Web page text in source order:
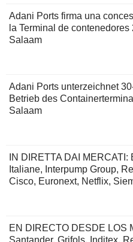
Adani Ports firma una
la Terminal de
Salaam
Adani Ports unterzeichnet
Betrieb des
Salaam
IN DIRETTA DAI
Italiane, Interpump Group,
Cisco, Euronext, Netflix,
EN DIRECTO DESDE LOS